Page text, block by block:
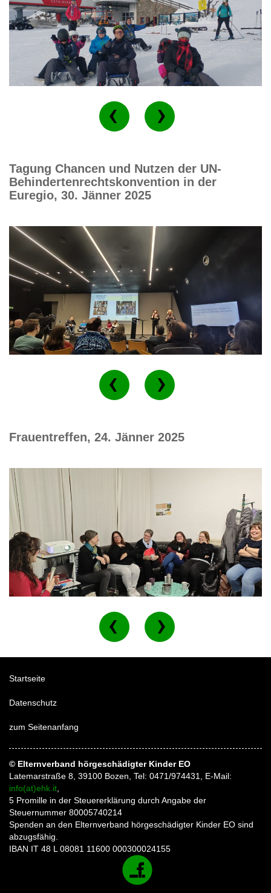
Tagung Chancen und Nutzen der UN-
Behindertenrechtskonvention in der
Euregio, 30. Jänner 2025
Frauentreffen, 24. Jänner 2025
Startseite
Datenschutz
zum Seitenanfang
© Elternverband hörgeschädigter Kinder EO
Latemarstraße 8, 39100 Bozen, Tel: 0471/974431, E-Mail:
info(at)ehk.it,
5 Promille in der Steuererklärung durch Angabe der
Steuernummer 80005740214
Spenden an den Elternverband hörgeschädigter Kinder EO sind
abzugsfähig.
IBAN IT 48 L 08081 11600 000300024155